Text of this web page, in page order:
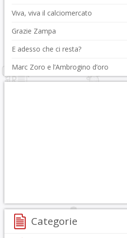
Viva, viva il calciomercato
Grazie Zampa
E adesso che ci resta?
Marc Zoro e l’Ambrogino d’oro
Categorie